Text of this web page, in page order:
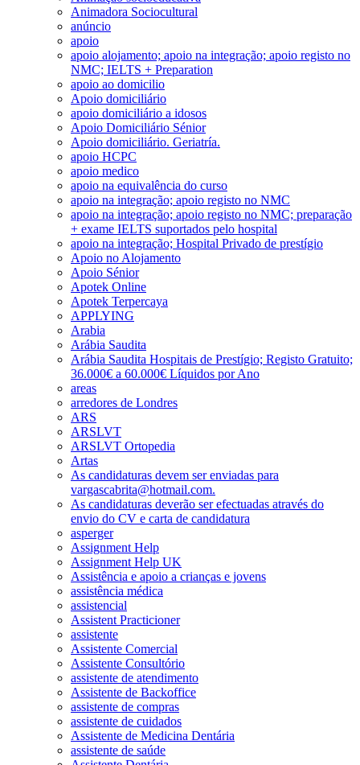
Animadora Sociocultural
anúncio
apoio
apoio alojamento; apoio na integração; apoio registo no
NMC; IELTS + Preparation
apoio ao domicilio
Apoio domiciliário
apoio domiciliário a idosos
Apoio Domiciliário Sénior
Apoio domiciliário. Geriatría.
apoio HCPC
apoio medico
apoio na equivalência do curso
apoio na integração; apoio registo no NMC
apoio na integração; apoio registo no NMC; preparação
+ exame IELTS suportados pelo hospital
apoio na integração; Hospital Privado de prestígio
Apoio no Alojamento
Apoio Sénior
Apotek Online
Apotek Terpercaya
APPLYING
Arabia
Arábia Saudita
Arábia Saudita Hospitais de Prestígio; Registo Gratuito;
36.000€ a 60.000€ Líquidos por Ano
areas
arredores de Londres
ARS
ARSLVT
ARSLVT Ortopedia
Artas
As candidaturas devem ser enviadas para
vargascabrita@hotmail.com.
As candidaturas deverão ser efectuadas através do
envio do CV e carta de candidatura
asperger
Assignment Help
Assignment Help UK
Assistência e apoio a crianças e jovens
assistência médica
assistencial
Assistent Practicioner
assistente
Assistente Comercial
Assistente Consultório
assistente de atendimento
Assistente de Backoffice
assistente de compras
assistente de cuidados
Assistente de Medicina Dentária
assistente de saúde